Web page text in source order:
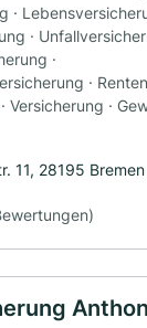
·
·
·
·
Versicherung ·
11, 28195 Bremen